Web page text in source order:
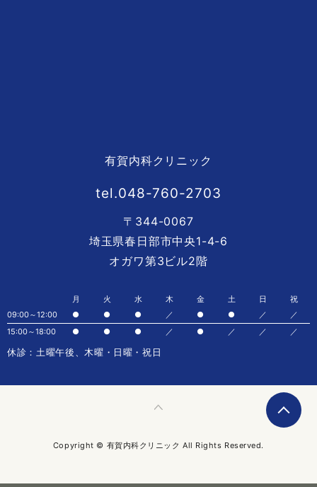
有賀内科クリニック
tel.048-760-2703
〒344-0067
埼玉県春日部市中央1-4-6
オガワ第3ビル2階
月 火 水 木 金 土 日
祝
09:00～12:00
● ● ● ／ ● ● ／
／
15:00～18:00
● ● ● ／ ● ／ ／ ／
休診：土曜午後、木曜・日曜・祝日
Copyright © 有賀内科クリニック All Rights Reserved.